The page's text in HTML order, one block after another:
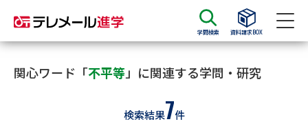
学問検索 資料請求BOX
資料請求 資料検索
大学・短大の資料種類から請求
関心ワード「不平等」に関連する学問・研究
検索結果7件